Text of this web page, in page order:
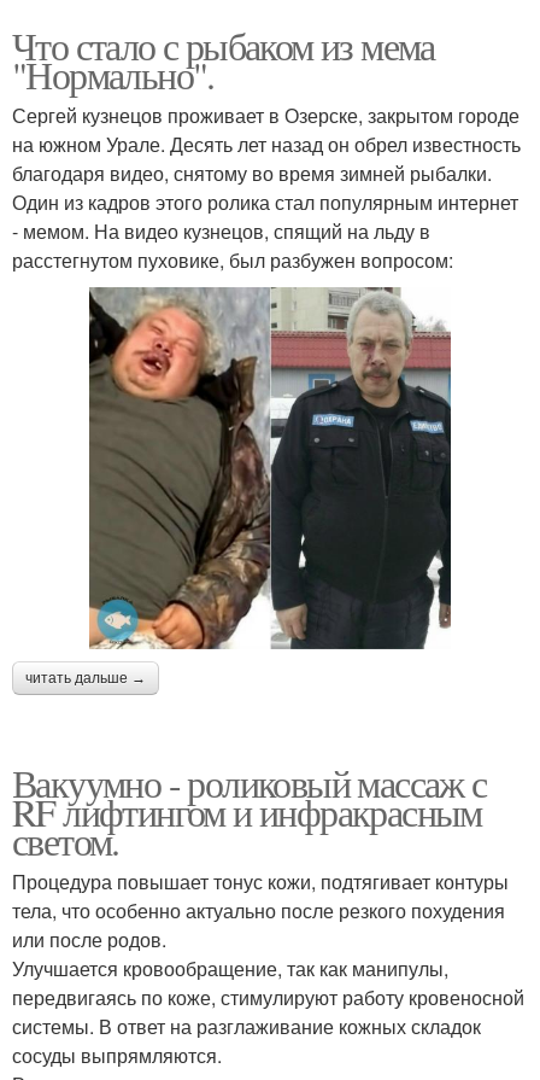
Что стало с рыбаком из мема
"Нормально".
Сергей кузнецов проживает в Озерске, закрытом городе
на южном Урале. Десять лет назад он обрел известность
благодаря видео, снятому во время зимней рыбалки.
Один из кадров этого ролика стал популярным интернет
- мемом. На видео кузнецов, спящий на льду в
расстегнутом пуховике, был разбужен вопросом:
читать дальше →
Вакуумно - роликовый массаж с
RF лифтингом и инфракрасным
светом.
Процедура повышает тонус кожи, подтягивает контуры
тела, что особенно актуально после резкого похудения
или после родов.
Улучшается кровообращение, так как манипулы,
передвигаясь по коже, стимулируют работу кровеносной
системы. В ответ на разглаживание кожных складок
сосуды выпрямляются.